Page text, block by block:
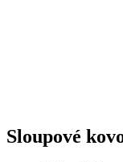
Sloupové